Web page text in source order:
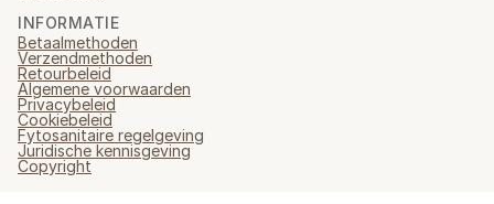
INFORMATIE
Betaalmethoden
Verzendmethoden
Retourbeleid
Algemene voorwaarden
Privacybeleid
Cookiebeleid
Fytosanitaire regelgeving
Juridische kennisgeving
Copyright